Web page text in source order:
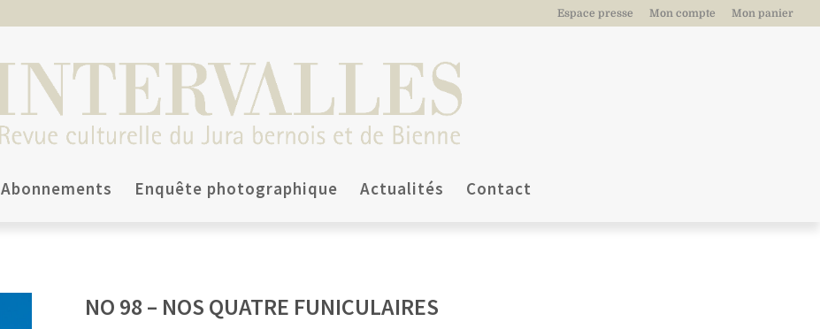
Espace presse Mon compte Mon panier
Abonnements Enquête photographique Actualités Contact
NO 98 – NOS QUATRE FUNICULAIRES